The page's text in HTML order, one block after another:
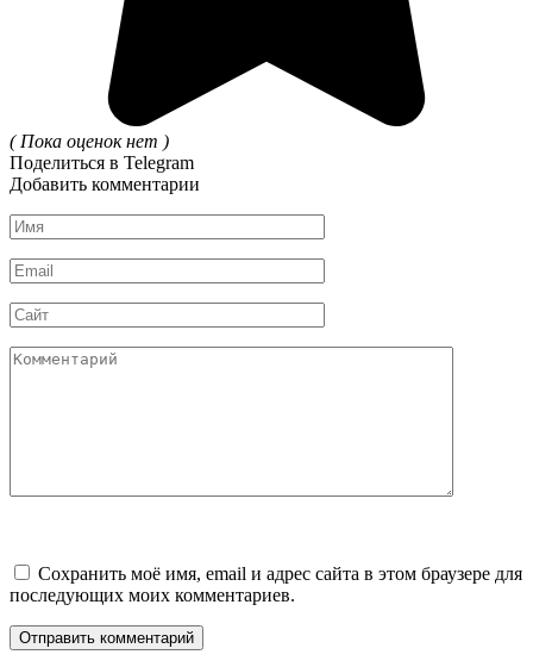
( Пока оценок нет )
Поделиться в Telegram
Добавить комментарии
Имя
*
Email
*
Сайт
Комментарий
Сохранить моё имя, email и адрес сайта в этом браузере для
последующих моих комментариев.